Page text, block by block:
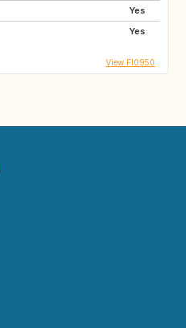
Yes
Yes
View FI0950